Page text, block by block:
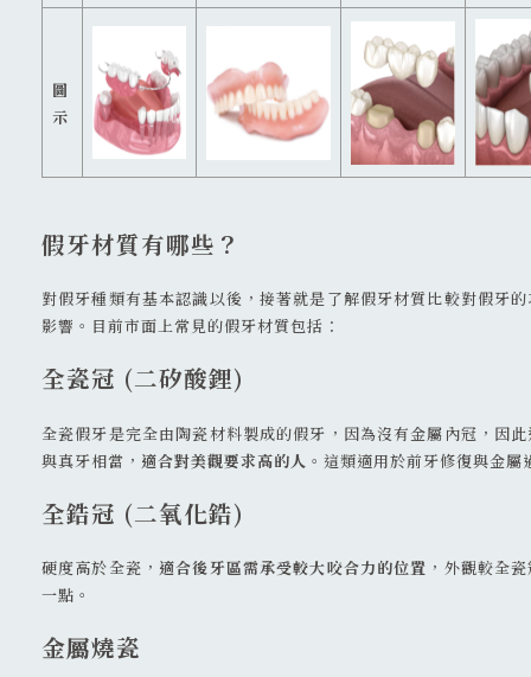
圖
示
假牙材質有哪些？
對假牙種類有基本認識以後，接著就是了解假牙材質比較對假牙
影響。目前市面上常見的假牙材質包括：
全瓷冠 (二矽酸鋰)
全瓷假牙是完全由陶瓷材料製成的假牙，因為沒有金屬內冠，因
與真牙相當， 適合對美觀要求高的人 。這類適用於前牙修復與金屬
全鋯冠 (二氧化鋯)
硬度高於全瓷， 適合後牙區需承受較大咬合力的位置 ，外觀較全
一點。
金屬燒瓷